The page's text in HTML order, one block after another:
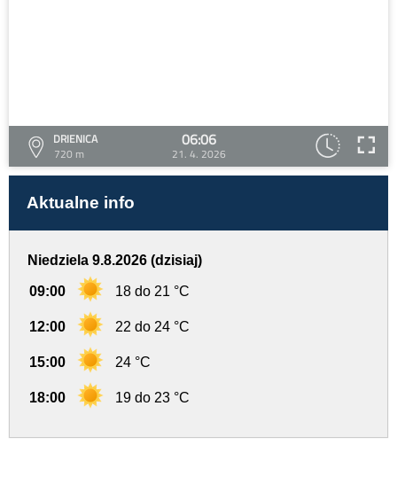
DRIENICA
720 m
06:06
21. 4. 2026
Aktualne info
Niedziela 9.8.2026 (dzisiaj)
09:00 18 do 21 °C
12:00 22 do 24 °C
15:00 24 °C
18:00 19 do 23 °C